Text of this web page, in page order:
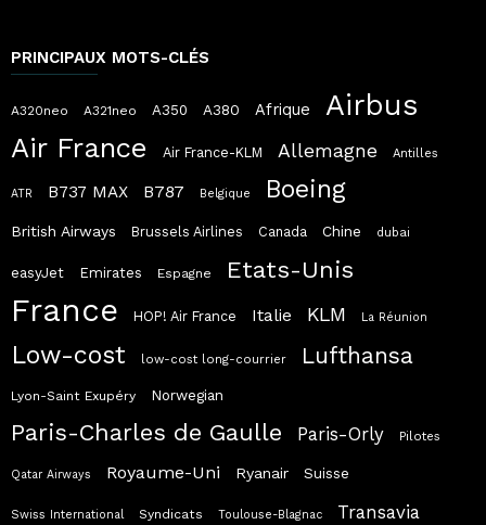
PRINCIPAUX MOTS-CLÉS
A320neo A321neo A350 A380 Afrique Airbus
Air France Air France-KLM Allemagne Antilles
ATR B737 MAX B787 Belgique Boeing
British Airways Brussels Airlines Canada Chine dubai
easyJet Emirates Espagne Etats-Unis
France HOP! Air France Italie KLM La Réunion
Low-cost low-cost long-courrier Lufthansa
Lyon-Saint Exupéry Norwegian
Paris-Charles de Gaulle Paris-Orly Pilotes
Qatar Airways Royaume-Uni Ryanair Suisse
Swiss International Syndicats Toulouse-Blagnac Transavia